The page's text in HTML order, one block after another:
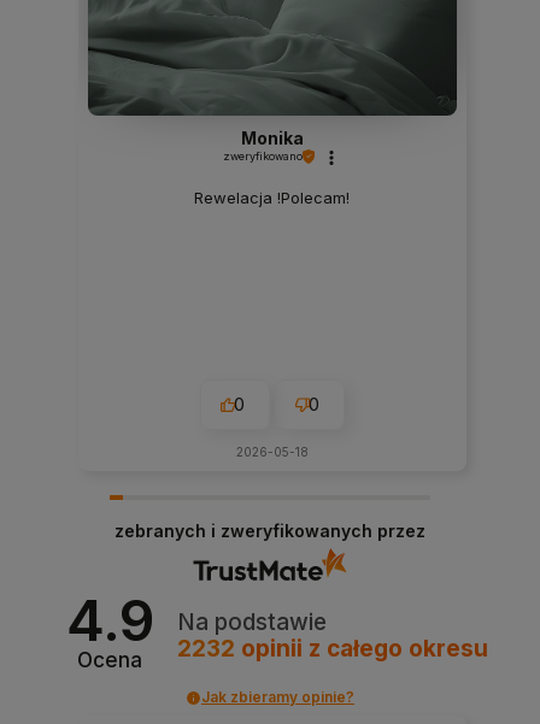
Monika
zweryfikowano
Rewelacja !Polecam!
0 0
2026-05-18
zebranych i zweryfikowanych przez
4.9
Ocena
Na podstawie
2232 opinii z całego okresu
Jak zbieramy opinie?